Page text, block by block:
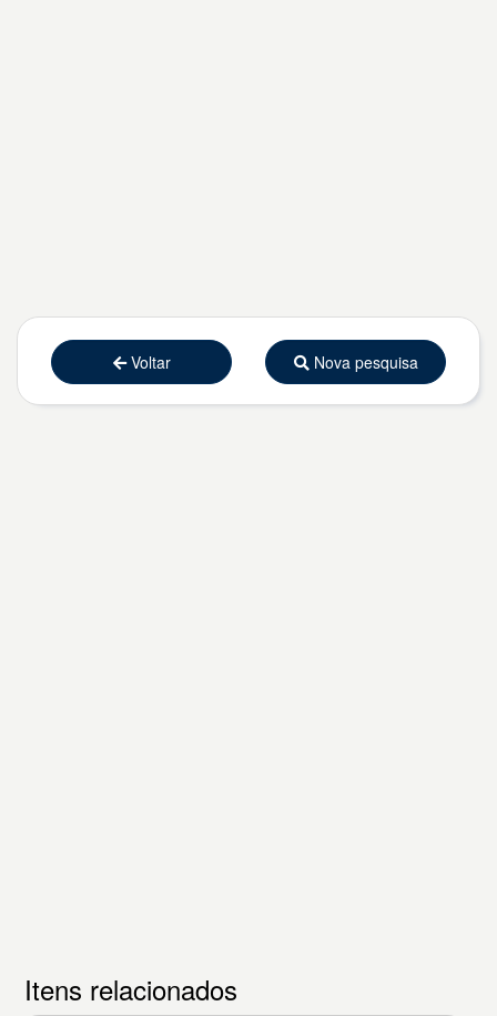
Voltar Nova pesquisa
Itens relacionados